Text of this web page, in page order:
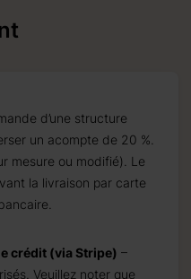
d’une structure
un acompte de 20 %.
mesure ou modifié). Le
la livraison par carte
crédit (via Stripe) –
Veuillez noter que